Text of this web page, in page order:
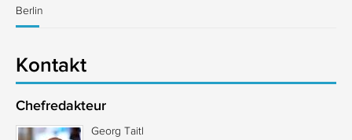
Berlin
Kontakt
Chefredakteur
Georg Taitl